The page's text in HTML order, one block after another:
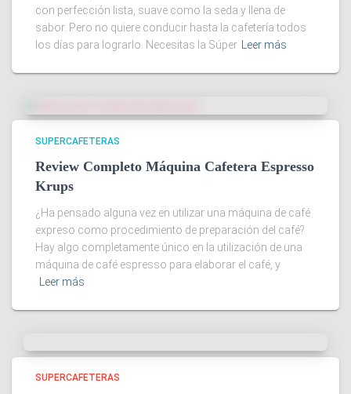
con perfección lista, suave como la seda y llena de
sabor. Pero no quiere conducir hasta la cafetería todos
los días para lograrlo. Necesitas la Súper
Leer más
SUPERCAFETERAS
Review Completo Máquina Cafetera Espresso
Krups
¿Ha pensado alguna vez en utilizar una máquina de café
expreso como procedimiento de preparación del café?
Hay algo completamente único en la utilización de una
máquina de café espresso para elaborar el café, y
Leer más
SUPERCAFETERAS